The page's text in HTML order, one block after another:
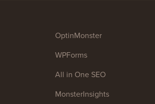
OptinMonster
WPForms
All in One SEO
MonsterInsights